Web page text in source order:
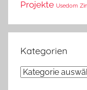
Projekte Usedom
Kategorien
Kategorien